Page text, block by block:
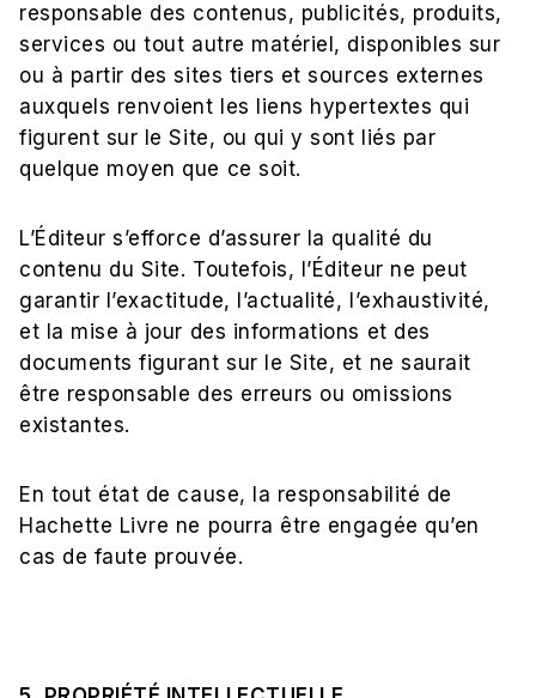
responsable des contenus, publicités, produits,
services ou tout autre matériel, disponibles sur
ou à partir des sites tiers et sources externes
auxquels renvoient les liens hypertextes qui
figurent sur le Site, ou qui y sont liés par
quelque moyen que ce soit.
L’Éditeur s’efforce d’assurer la qualité du
contenu du Site. Toutefois, l’Éditeur ne peut
garantir l’exactitude, l’actualité, l’exhaustivité,
et la mise à jour des informations et des
documents figurant sur le Site, et ne saurait
être responsable des erreurs ou omissions
existantes.
En tout état de cause, la responsabilité de
Hachette Livre ne pourra être engagée qu’en
cas de faute prouvée.